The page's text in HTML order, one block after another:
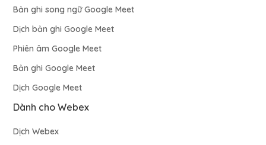
Bản ghi song ngữ Google Meet
Dịch bản ghi Google Meet
Phiên âm Google Meet
Bản ghi Google Meet
Dịch Google Meet
Dành cho Webex
Dịch Webex